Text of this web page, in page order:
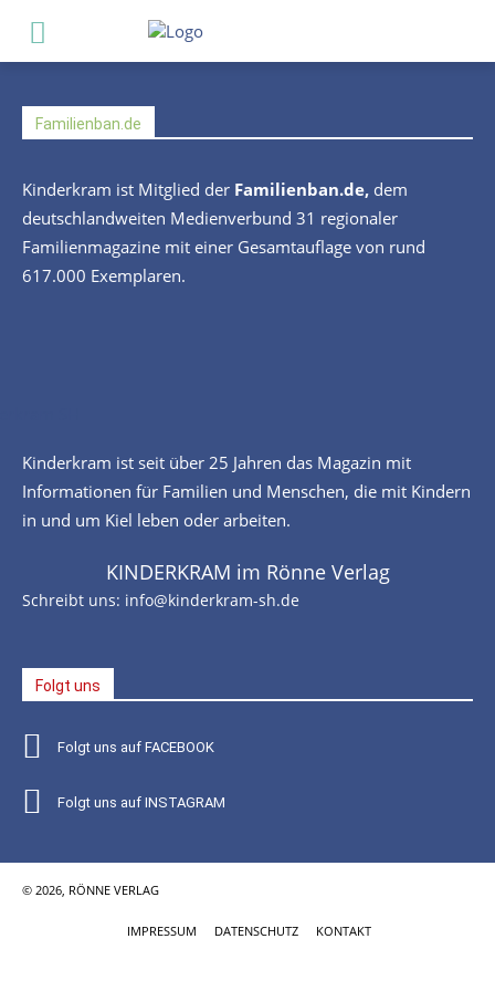
Familienban.de
Kinderkram ist Mitglied der Familienban.de, dem
deutschlandweiten Medienverbund 31 regionaler
Familienmagazine mit einer Gesamtauflage von rund
617.000 Exemplaren.
Kinderkram ist seit über 25 Jahren das Magazin mit
Informationen für Familien und Menschen, die mit Kindern
in und um Kiel leben oder arbeiten.
KINDERKRAM im Rönne Verlag
Schreibt uns: info@kinderkram-sh.de
Folgt uns
Folgt uns auf FACEBOOK
Folgt uns auf INSTAGRAM
© 2026, RÖNNE VERLAG
IMPRESSUM DATENSCHUTZ KONTAKT